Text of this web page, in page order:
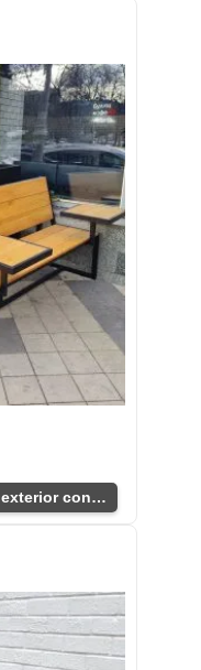
Banco contemporáneo de exterior con respaldo robusto